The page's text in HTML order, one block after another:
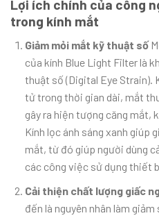
Lợi ích chính của công
trong kính mắt
Giảm mỏi mắt kỹ thuật số
của kính Blue Light Filter là
thuật số (Digital Eye Strain).
tử trong thời gian dài, mắt
gây ra hiện tượng căng mắt,
Kính lọc ánh sáng xanh giúp
mắt, từ đó giúp người dùng
các công việc sử dụng thiết
Cải thiện chất lượng giấc
đến là nguyên nhân làm